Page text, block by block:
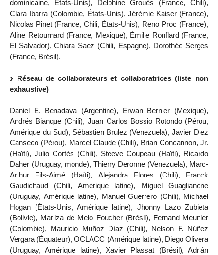
dominicaine, États-Unis), Delphine Grouès (France, Chili),
Clara Ibarra (Colombie, États-Unis), Jérémie Kaiser (France),
Nicolas Pinet (France, Chili, États-Unis), Reno Proc (France),
Aline Retournard (France, Mexique), Émilie Ronflard (France,
El Salvador), Chiara Saez (Chili, Espagne), Dorothée Serges
(France, Brésil).
Réseau de collaborateurs et collaboratrices (liste non
exhaustive)
Daniel E. Benadava (Argentine), Erwan Bernier (Mexique),
Andrés Bianque (Chili), Juan Carlos Bossio Rotondo (Pérou,
Amérique du Sud), Sébastien Brulez (Venezuela), Javier Diez
Canseco (Pérou), Marcel Claude (Chili), Brian Concannon, Jr.
(Haïti), Julio Cortés (Chili), Steeve Coupeau (Haïti), Ricardo
Daher (Uruguay, monde), Thierry Deronne (Venezuela), Marc-
Arthur Fils-Aimé (Haïti), Alejandra Flores (Chili), Franck
Gaudichaud (Chili, Amérique latine), Miguel Guaglianone
(Uruguay, Amérique latine), Manuel Guerrero (Chili), Michael
Hogan (États-Unis, Amérique latine), Jhonny Lazo Zubieta
(Bolivie), Marilza de Melo Foucher (Brésil), Fernand Meunier
(Colombie), Mauricio Muñoz Díaz (Chili), Nelson F. Núñez
Vergara (Équateur), OCLACC (Amérique latine), Diego Olivera
(Uruguay, Amérique latine), Xavier Plassat (Brésil), Adrián